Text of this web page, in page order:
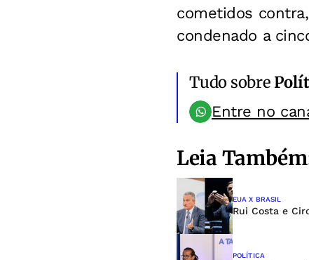
cometidos
condenado a
Tudo sobre
Entre no
Leia
EUA X BRASIL
Rui Costa e
POLÍTICA